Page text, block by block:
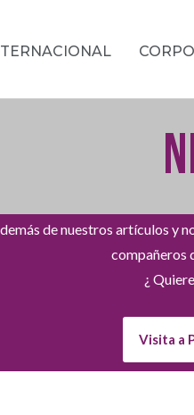
de nuestros artículos y
compañeros
¿
Visita a